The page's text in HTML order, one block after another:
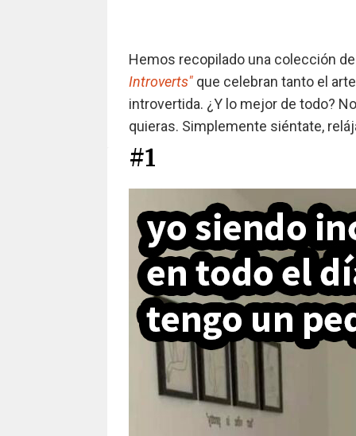
Hemos recopilado una colección
Introverts"que celebran tanto el
introvertida. ¿Y lo mejor de todo?
quieras. Simplemente siéntate,
#1